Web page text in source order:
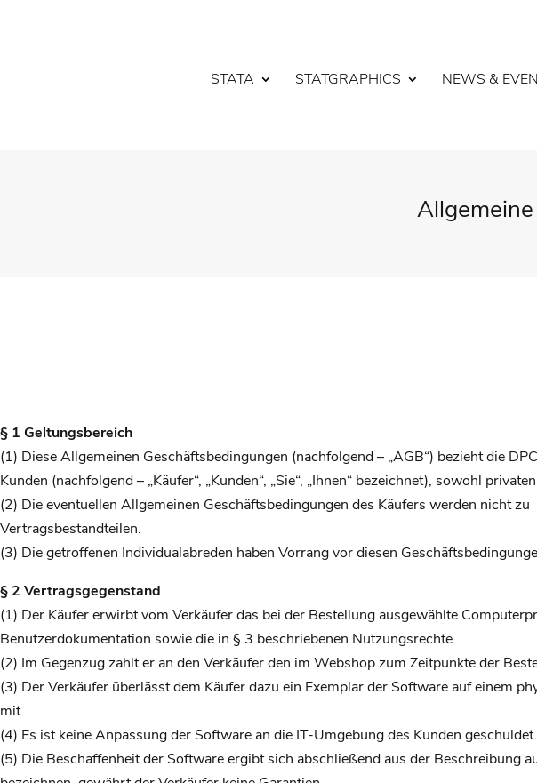
STATA STATGRAPHICS NEWS &
§ 1 Geltungsbereich
(1) Diese Allgemeinen Geschäftsbedingungen (nachfolgend – „AGB“) bezieht die
Kunden (nachfolgend – „Käufer“, „Kunden“, „Sie“, „Ihnen“ bezeichnet), sowohl
(2) Die eventuellen Allgemeinen Geschäftsbedingungen des Käufers werden nicht zu
Vertragsbestandteilen.
(3) Die getroffenen Individualabreden haben Vorrang vor diesen
§ 2 Vertragsgegenstand
(1) Der Käufer erwirbt vom Verkäufer das bei der Bestellung ausgewählte
Benutzerdokumentation sowie die in § 3 beschriebenen Nutzungsrechte.
(2) Im Gegenzug zahlt er an den Verkäufer den im Webshop zum Zeitpunkte der
(3) Der Verkäufer überlässt dem Käufer dazu ein Exemplar der Software auf einem
mit.
(4) Es ist keine Anpassung der Software an die IT-Umgebung des Kunden
(5) Die Beschaffenheit der Software ergibt sich abschließend aus der